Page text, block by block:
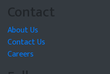
Contact
About Us
Contact Us
Careers